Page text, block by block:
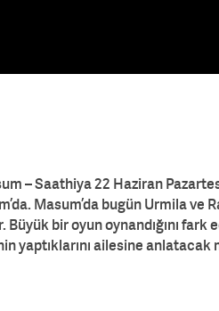
– Saathiya 22 Haziran
Masum’da bugün Urmila ve
bir oyun oynandığını fark
yaptıklarını ailesine anlatacak